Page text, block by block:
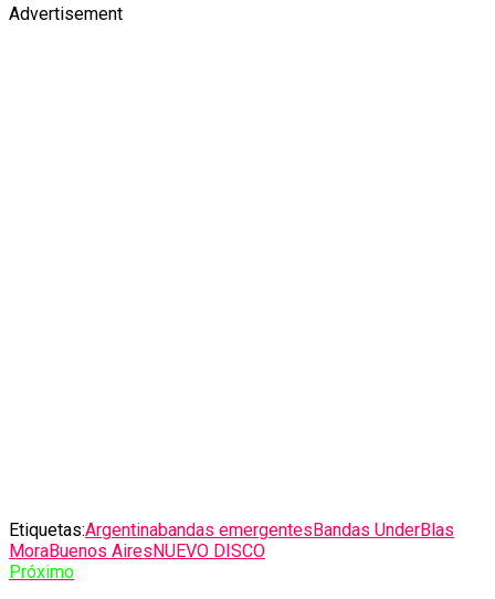
Advertisement
Etiquetas:Argentinabandas emergentes Bandas UnderBlas
MoraBuenos Aires NUEVO DISCO
Próximo